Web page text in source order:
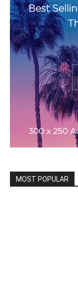
MOST POPULAR